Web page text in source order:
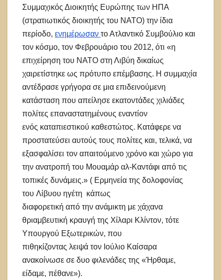
Συμμαχικός Διοικητής Ευρώπης των ΗΠΑ
(στρατιωτικός διοικητής του ΝΑΤΟ) την ίδια
περίοδο, ενημέρωσαν το Ατλαντικό Συμβούλιο και
τον κόσμο, τον Φεβρουάριο του 2012, ότι «η
επιχείρηση του ΝΑΤΟ στη Λιβύη δικαίως
χαιρετίστηκε ως πρότυπο επέμβασης. Η συμμαχία
αντέδρασε γρήγορα σε μια επιδεινούμενη
κατάσταση που απείλησε εκατοντάδες χιλιάδες
πολίτες επαναστατημένους εναντίον
ενός καταπιεστικού καθεστώτος. Κατάφερε να
προστατεύσει αυτούς τους πολίτες και, τελικά, να
εξασφαλίσει τον απαιτούμενο χρόνο και χώρο για
την ανατροπή του Μουαμάρ αλ-Καντάφι από τις
τοπικές δυνάμεις.» ( Ερμηνεία της δολοφονίας
του Λίβυου ηγέτη κάπως
διαφορετική από την ανάμικτη με χάχανα
θριαμβευτική κραυγή της Χίλαρι Κλίντον, τότε
Υπουργού Εξωτερικών, που
πιθηκίζοντας λειψά τον Ιούλιο Καίσαρα
ανακοίνωσε σε δυο φιλενάδες της «Ήρθαμε,
είδαμε, πέθανε»).